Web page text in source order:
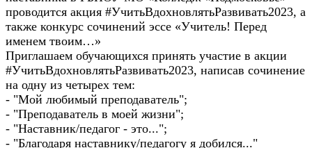
проводится акция #УчитьВдохновлятьРазвивать2023, а
также конкурс сочинений эссе «Учитель! Перед
именем твоим…»
Приглашаем обучающихся принять участие в акции
#УчитьВдохновлятьРазвивать2023, написав сочинение
на одну из четырех тем:
- "Мой любимый преподаватель";
- "Преподаватель в моей жизни";
- "Наставник/педагог - это...";
- "Благодаря наставнику/педагогу я добился..."